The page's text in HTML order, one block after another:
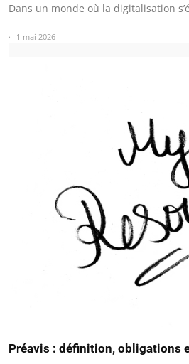
Dans un monde où la digitalisation
1 mai 2026
Préavis : définition, obligations